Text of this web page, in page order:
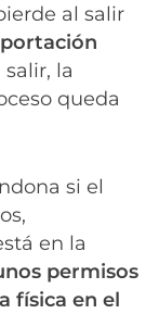
al salir
salir, la
queda
si el
en la
permisos
física en el